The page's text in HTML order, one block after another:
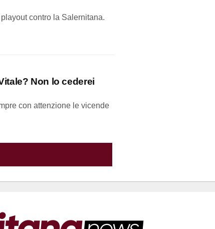
contro la Salernitana.
Non lo cederei
con attenzione le vicende